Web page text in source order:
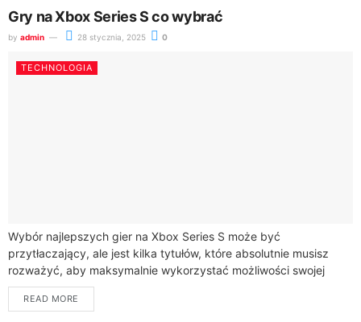
Gry na Xbox Series S co wybrać
by admin 28 stycznia, 2025 0
TECHNOLOGIA
Wybór najlepszych gier na Xbox Series S może być
przytłaczający, ale jest kilka tytułów, które absolutnie musisz
rozważyć, aby maksymalnie wykorzystać możliwości swojej
konsoli. Ekskluzywne tytuły na Xbox, takie jak...
READ MORE